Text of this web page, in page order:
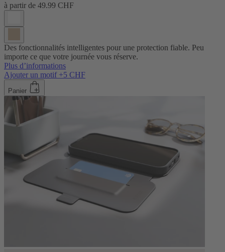
à partir de 49.99 CHF
Des fonctionnalités intelligentes pour une protection fiable. Peu
importe ce que votre journée vous réserve.
Plus d’informations
Ajouter un motif +5 CHF
Panier